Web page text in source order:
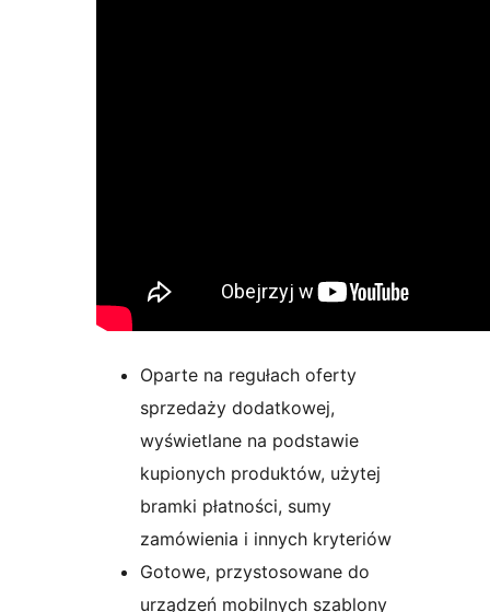
Oparte na regułach oferty
sprzedaży dodatkowej,
wyświetlane na podstawie
kupionych produktów, użytej
bramki płatności, sumy
zamówienia i innych kryteriów
Gotowe, przystosowane do
urządzeń mobilnych szablony